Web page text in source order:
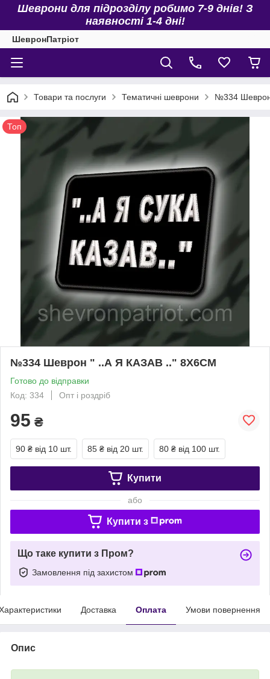
Шеврони для підрозділу робимо 7-9 днів! З
наявності 1-4 дні!
ШевронПатріот
Товари та послуги Тематичні шеврони №334
Топ
№334 Шеврон " ..А Я КАЗАВ .." 8Х6СМ
Готово до відправки
Код: 334
Опт і роздріб
95 ₴
90 ₴ від 10 шт. 85 ₴ від 20 шт. 80 ₴ від 100 шт.
Купити
або
Купити з
Що таке купити з Пром?
Замовлення під захистом
Доставка Оплата Умови повернення
Опис